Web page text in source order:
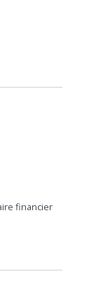
financier